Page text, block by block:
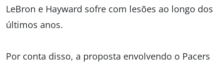
LeBron e Hayward sofre com lesões ao longo dos
últimos anos.
Por conta disso, a proposta envolvendo o Pacers